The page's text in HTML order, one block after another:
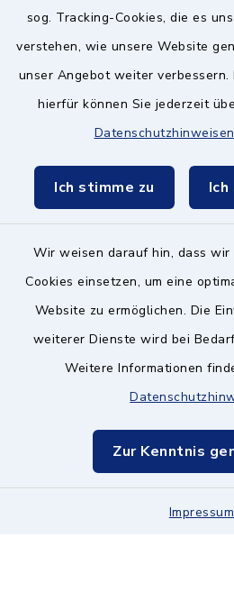
sog. Tracking-Cookies, die es
verstehen, wie unsere Website
unser Angebot weiter
hierfür können Sie jederzeit
Datenschutzhinweisen
Ich stimme zu
Wir weisen darauf hin, dass
Cookies einsetzen, um eine
Website zu ermöglichen. Die
weiterer Dienste wird bei
Weitere Informationen
Zur Kenntnis
Impressum
BayernPortal
Landratsamt München
Zweckverband München
Kontakt ins
Sitemap